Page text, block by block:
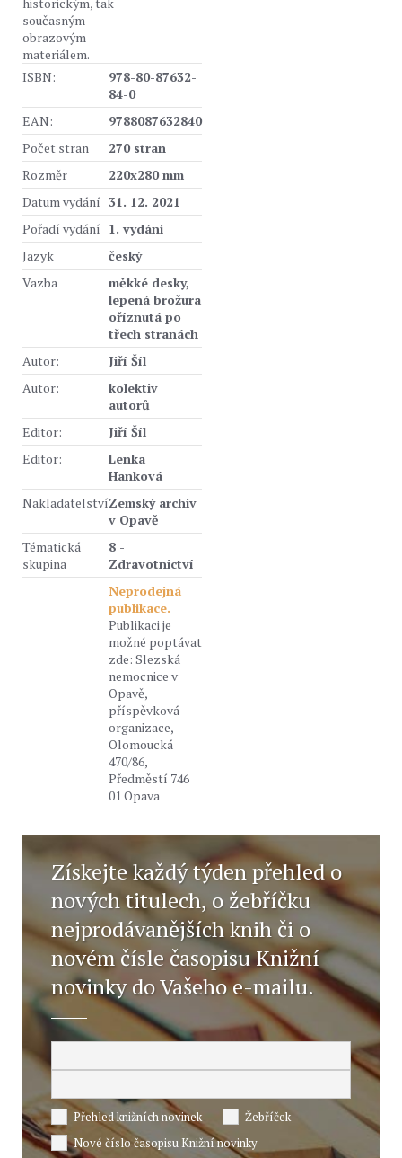
současným
obrazovým
materiálem.
ISBN:
978-80-87632-
84-0
EAN:
9788087632840
Počet stran
270 stran
Rozměr
220x280 mm
Datum vydání 31. 12. 2021
Pořadí vydání 1. vydání
Jazyk
český
Vazba
měkké desky,
lepená brožura
oříznutá po
třech stranách
Autor:
Jiří Šíl
Autor:
kolektiv
autorů
Editor:
Jiří Šíl
Editor:
Lenka
Hanková
NakladatelstvíZemský archiv
v Opavě
Tématická
skupina
8 -
Zdravotnictví
Neprodejná
publikace.
Publikaci je
možné poptávat
zde: Slezská
nemocnice v
Opavě,
příspěvková
organizace,
Olomoucká
470/86,
Předměstí 746
01 Opava
Získejte každý týden přehled o
nových titulech, o žebříčku
nejprodávanějších knih či o
novém čísle časopisu Knižní
novinky do Vašeho e-mailu.
Přehled knižních novinek
Žebříček
Nové číslo časopisu Knižní novinky